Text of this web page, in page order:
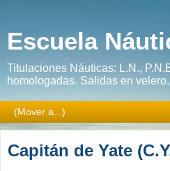
Escuela
Titulaciones Náuticas: L.N.,
homologadas. Salidas en velero.
Capitán de Yate